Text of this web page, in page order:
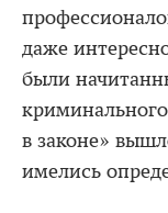
даже
были
в законе»
имелись